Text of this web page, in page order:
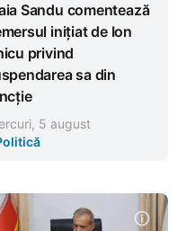
Sandu comentează
inițiat de Ion
privind
sa din
5 august